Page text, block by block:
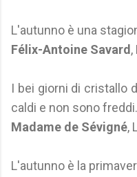
L'autunno è una
Félix-Antoine Savard ,
I bei giorni di cristallo
caldi e non sono
Madame de Sévigné,
L'autunno è la